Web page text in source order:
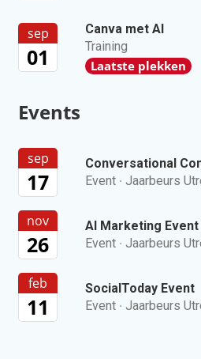
sep
01
Canva met AI
Training
Laatste plekken
Events
sep
17
Conversational
Event · Jaarbeurs
nov
26
AI Marketing Event
Event · Jaarbeurs
feb
11
SocialToday Event
Event · Jaarbeurs